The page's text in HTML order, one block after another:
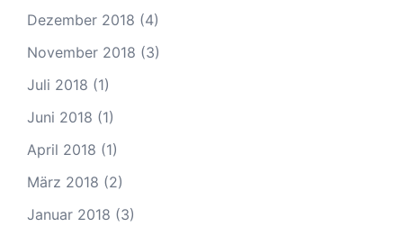
Dezember 2018 (4)
November 2018 (3)
Juli 2018 (1)
Juni 2018 (1)
April 2018 (1)
März 2018 (2)
Januar 2018 (3)